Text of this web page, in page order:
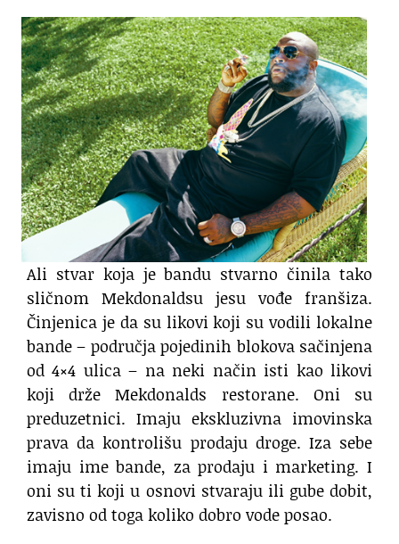
Ali stvar koja je bandu stvarno činila tako
sličnom Mekdonaldsu jesu vođe franšiza.
Činjenica je da su likovi koji su vodili lokalne
bande – područja pojedinih blokova sačinjena
od 4×4 ulica – na neki način isti kao likovi
koji drže Mekdonalds restorane. Oni su
preduzetnici. Imaju ekskluzivna imovinska
prava da kontrolišu prodaju droge. Iza sebe
imaju ime bande, za prodaju i marketing. I
oni su ti koji u osnovi stvaraju ili gube dobit,
zavisno od toga koliko dobro vode posao.